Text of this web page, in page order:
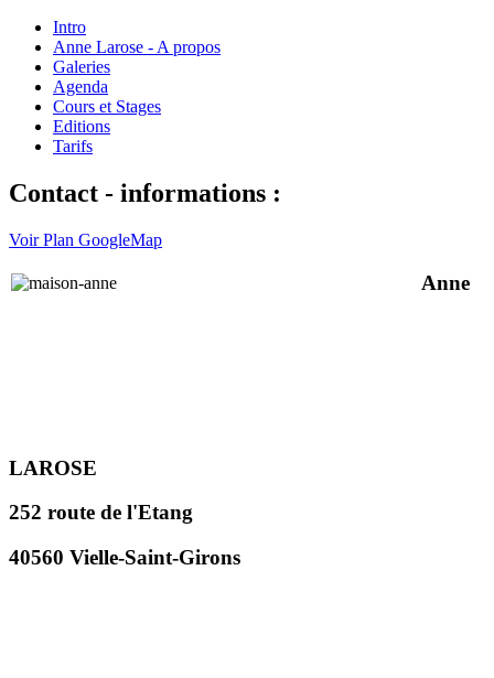
Intro
Anne Larose - A propos
Galeries
Agenda
Cours et Stages
Editions
Tarifs
Contact - informations :
Voir Plan GoogleMap
Anne
LAROSE
252 route de l'Etang
40560 Vielle-Saint-Girons